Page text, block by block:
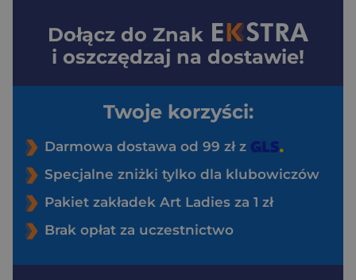
Dołącz do Znak
i oszczędzaj na dostawie!
Twoje korzyści:
Darmowa dostawa od 99 zł z
Specjalne zniżki tylko dla klubowiczów
Pakiet zakładek Art Ladies za 1 zł
Brak opłat za uczestnictwo